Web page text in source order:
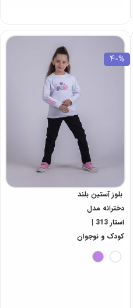
40%
بلوز آستین بلند
دخترانه مدل
استار 313 |
کودک و نوجوان